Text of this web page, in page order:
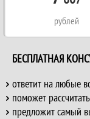
рублей
БЕСПЛАТНАЯ
ответит на любые
поможет
предложит самый